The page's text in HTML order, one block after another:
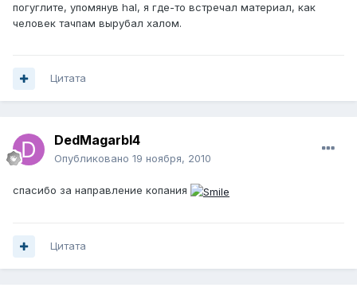
погуглите, упомянув hal, я где-то встречал материал, как
человек тачпам вырубал халом.
Цитата
DedMagarbI4
Опубликовано 19 ноября, 2010
спасибо за направление копания
Цитата